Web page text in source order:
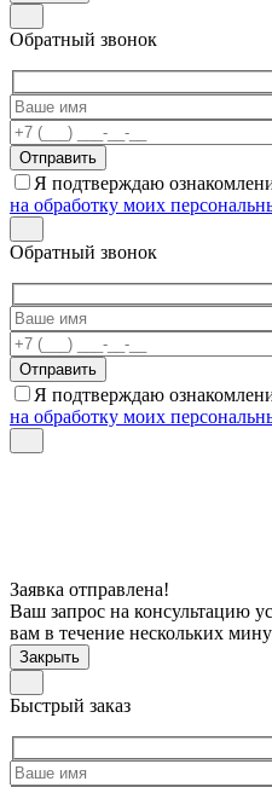
Обратный звонок
Я подтверждаю
на обработку моих
Обратный звонок
Я подтверждаю
на обработку моих
Заявка отправлена!
Ваш запрос на консультацию
вам в течение нескольких
Закрыть
Быстрый заказ